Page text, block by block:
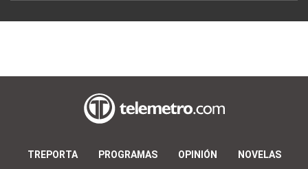
TREPORTA PROGRAMAS OPINIÓN NOVELAS